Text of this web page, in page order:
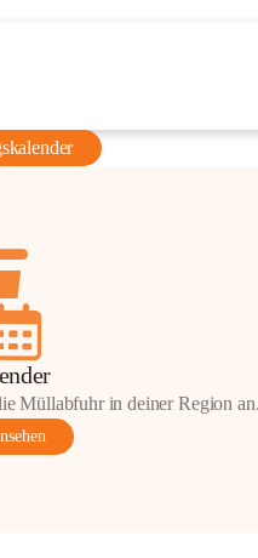
Müllabfuhr in deiner Region an.